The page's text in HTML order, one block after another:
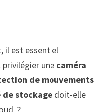
il est essentiel
privilégier une caméra
de mouvements
de stockagedoit-elle
?